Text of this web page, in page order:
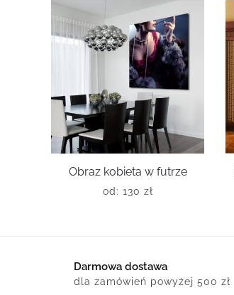
Obraz kobieta w futrze
od: 130 zł
Darmowa dostawa
dla zamówień powyżej 500 zł